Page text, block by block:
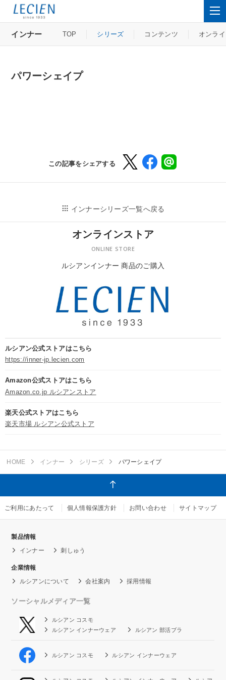
インナー TOP シリーズ コンテンツ オンラ
パワーシェイプ
この記事をシェアする
インナーシリーズ一覧へ戻る
オンラインストア
ONLINE STORE
ルシアンインナー 商品のご購入
ルシアン公式ストアはこちら
https://inner-jp.lecien.com
Amazon公式ストアはこちら
Amazon.co.jp ルシアンストア
楽天公式ストアはこちら
楽天市場 ルシアン公式ストア
HOME インナー シリーズ パワーシェイプ
ご利用にあたって 個人情報保護方針 お問い合わせ サイトマップ
製品情報
インナー
刺しゅう
企業情報
ルシアンについて
会社案内 採用情報
ソーシャルメディア一覧
ルシアン コスモ
ルシアン インナーウェア
ルシアン 部活ブラ
ルシアン コスモ ルシアン インナーウェア